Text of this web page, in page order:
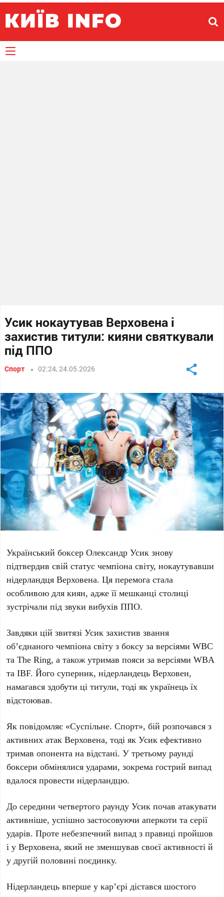
Усик нокаутував Верховена і
захистив титули: кияни святкували
під ППО
Спорт 02:24, 24.05.2026
Український боксерОлександр Усик знову
підтвердив свій статус чемпіона світу, нокаутувавши
нідерландцяВерховена. Ця перемога стала
особливою для киян, адже її мешканці столиці
зустрічали під звуки вибухів ППО.
Завдяки цій звитязі Усик захистив звання
об’єднаного чемпіона світу з боксу за версіямиWBC
таThe Ring, а також утримав пояси за версіямиWBA
таIBF. Його суперник, нідерландець Верховен,
намагався здобути ці титули, тоді як українець їх
відстоював.
Як повідомляє «Суспільне. Спорт», бій розпочався з
активних атак Верховена, тоді як Усик ефективно
тримав опонента на відстані. Утретьому раунді
боксери обмінялися ударами, зокрема гострий випад
вдалося провести нідерландцю.
До серединичетвертого раунду Усик почав атакувати
активніше, успішно застосовуючи аперкоти та серії
ударів. Проте небезпечний випад з правиці пройшов
і у Верховена, який не зменшував своєї активності й
у другій половині поєдинку.
Нідерландець вперше у кар’єрі діставсяшостого